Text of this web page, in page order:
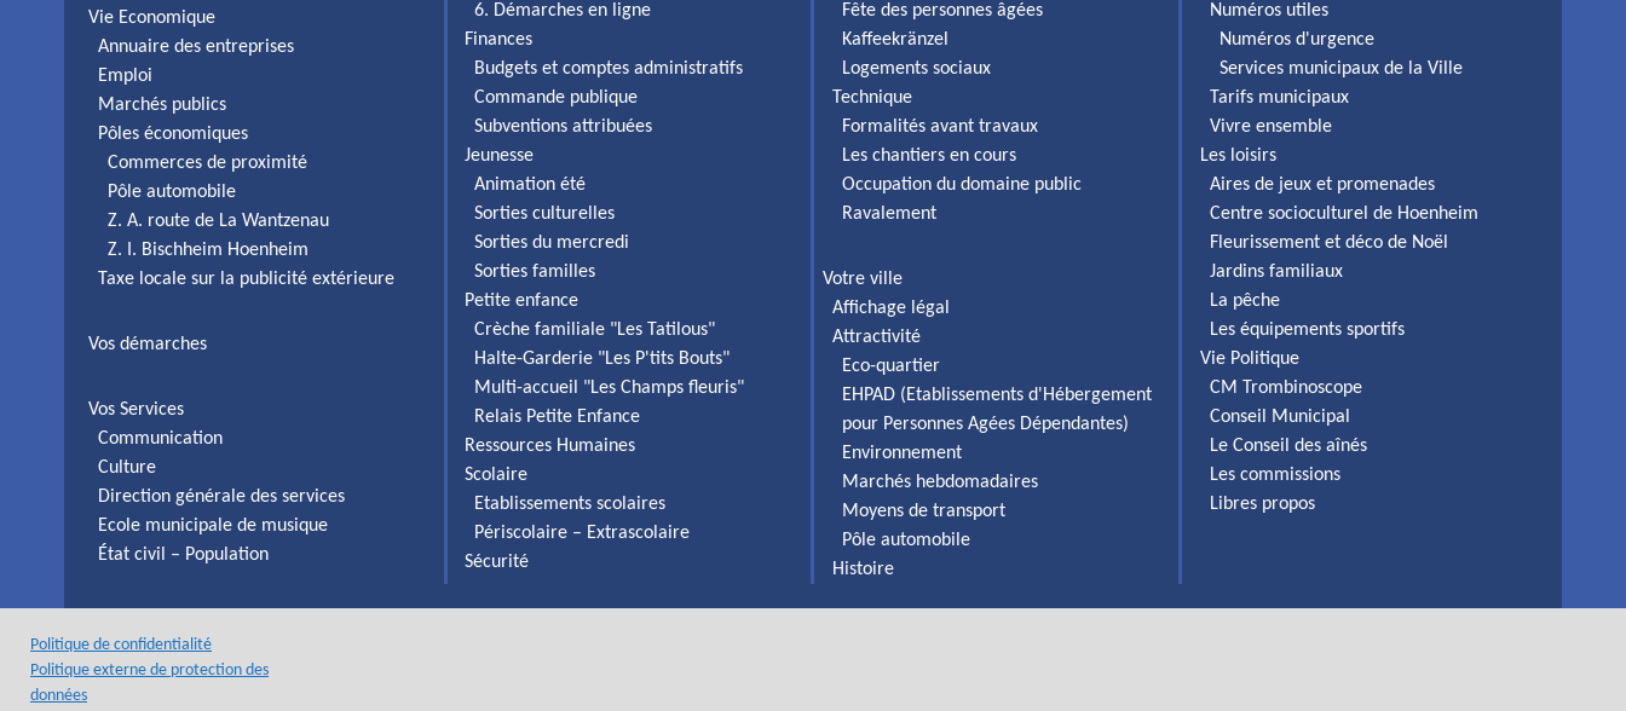
Vie Economique
Annuaire des entreprises
Emploi
Marchés publics
Pôles économiques
Commerces de proximité
Pôle automobile
Z. A. route de La Wantzenau
Z. I. Bischheim Hoenheim
Taxe locale sur la publicité extérieure
Vos démarches
Vos Services
Communication
Culture
Direction générale des services
Ecole municipale de musique
État civil – Population
6. Démarches en ligne
Finances
Budgets et comptes administratifs
Commande publique
Subventions attribuées
Jeunesse
Animation été
Sorties culturelles
Sorties du mercredi
Sorties familles
Petite enfance
Crèche familiale "Les Tatilous"
Halte-Garderie "Les P'tits Bouts"
Multi-accueil "Les Champs fleuris"
Relais Petite Enfance
Ressources Humaines
Scolaire
Etablissements scolaires
Périscolaire – Extrascolaire
Sécurité
Fête des personnes âgées
Kaffeekränzel
Logements sociaux
Technique
Formalités avant travaux
Les chantiers en cours
Occupation du domaine public
Ravalement
Votre ville
Affichage légal
Attractivité
Eco-quartier
EHPAD (Etablissements d'Hébergement
pour Personnes Agées Dépendantes)
Environnement
Marchés hebdomadaires
Moyens de transport
Pôle automobile
Histoire
Numéros utiles
Numéros d'urgence
Services municipaux de la Ville
Tarifs municipaux
Vivre ensemble
Les loisirs
Aires de jeux et promenades
Centre socioculturel de Hoenheim
Fleurissement et déco de Noël
Jardins familiaux
La pêche
Les équipements sportifs
Vie Politique
CM Trombinoscope
Conseil Municipal
Le Conseil des aînés
Les commissions
Libres propos
Politique de confidentialité
Politique externe de protection des
données